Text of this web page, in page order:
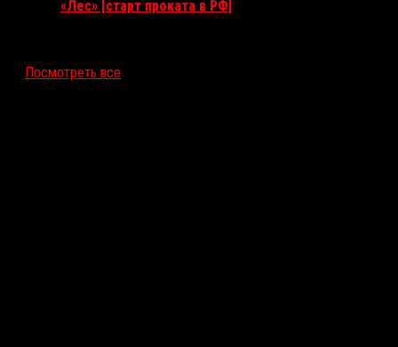
«Лес» [старт проката в РФ]
Посмотреть все